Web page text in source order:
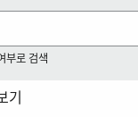
부로 검색
기